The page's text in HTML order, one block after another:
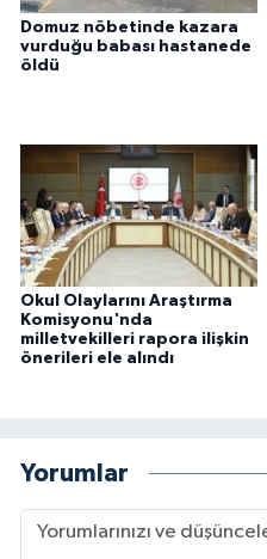
Domuz nöbetinde kazara
vurduğu babası hastanede
öldü
Okul Olaylarını Araştırma
Komisyonu'nda
milletvekilleri rapora ilişkin
önerileri ele alındı
Yorumlar